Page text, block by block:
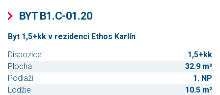
BYT B1.C-01.20
Byt 1,5+kk v rezidenci Ethos Karlín
Dispozice
1,5+kk
Plocha
32.9 m²
Podlaží
1. NP
Lodžie
10.5 m²